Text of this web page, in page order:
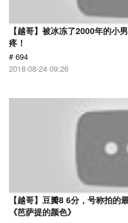
【越哥】被冰冻了2000年的小
疼！
# 694
2018-08-24 09:26
【越哥】豆瓣8 6分，号称拍的
《芭萨提的颜色》